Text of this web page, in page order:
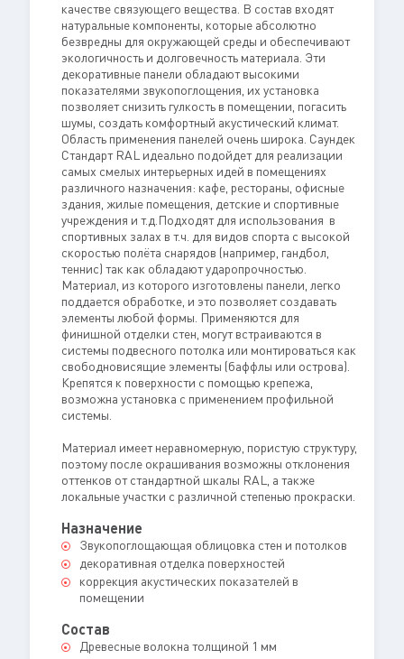
качестве связующего вещества. В состав входят
натуральные компоненты, которые абсолютно
безвредны для окружающей среды и обеспечивают
экологичность и долговечность материала. Эти
декоративные панели обладают высокими
показателями звукопоглощения, их установка
позволяет снизить гулкость в помещении, погасить
шумы, создать комфортный акустический климат.
Область применения панелей очень широка. Саундек
Стандарт RAL идеально подойдет для реализации
самых смелых интерьерных идей в помещениях
различного назначения: кафе, рестораны, офисные
здания, жилые помещения, детские и спортивные
учреждения и т.д.Подходят для использования в
спортивных залах в т.ч. для видов спорта с высокой
скоростью полёта снарядов (например, гандбол,
теннис) так как обладают ударопрочностью.
Материал, из которого изготовлены панели, легко
поддается обработке, и это позволяет создавать
элементы любой формы. Применяются для
финишной отделки стен, могут встраиваются в
системы подвесного потолка или монтироваться как
свободновисящие элементы (баффлы или острова).
Крепятся к поверхности с помощью крепежа,
возможна установка с применением профильной
системы.
Материал имеет неравномерную, пористую структуру,
поэтому после окрашивания возможны отклонения
оттенков от стандартной шкалы RAL, а также
локальные участки с различной степенью прокраски.
Назначение
Звукопоглощающая облицовка стен и потолков
декоративная отделка поверхностей
коррекция акустических показателей в
помещении
Состав
Древесные волокна толщиной 1 мм